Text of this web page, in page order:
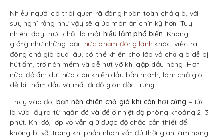
Nhiều người có thói quen rã đông hoàn toàn chả giò, với
suy nghĩ rằng như vậy sẽ giúp món ăn chín kỹ hơn. Tuy
nhiên, đây thực chất là một hiểu lầm phổ biến. Không
giống như những loại thực phẩm đông lạnh khác, việc rã
đông chả giò quá lâu, có thể khiến cho lớp vỏ chả giò dễ bị
hút ẩm, trở nên mềm và dễ nứt vỡ khi gặp dầu nóng. Hơn
nữa, độ ẩm dư thừa còn khiến dầu bắn mạnh, làm chả giò
dễ bị thấm dầu và mất đi độ giòn đặc trưng.
Thay vào đó, bạn nên chiên chả giò khi còn hơi cứng – tức
là vừa lấy ra từ ngăn đá và để ở nhiệt độ phòng khoảng 2–3
phút. Khi đó, lớp vỏ vẫn giữ được độ chắc cần thiết để
không bị vỡ, trong khi phần nhân vẫn đủ thời gian làm nóng